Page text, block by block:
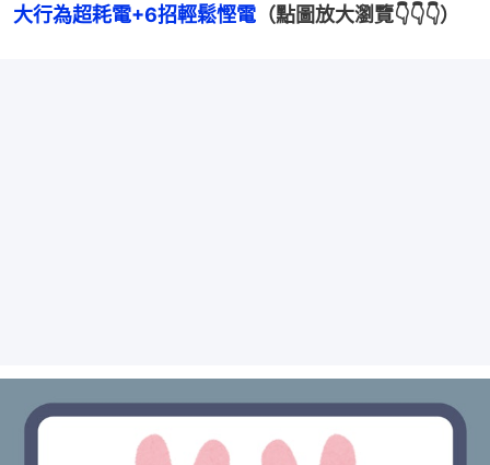
大行為超耗電+6招輕鬆慳電 （點圖放大瀏覽👇👇👇）